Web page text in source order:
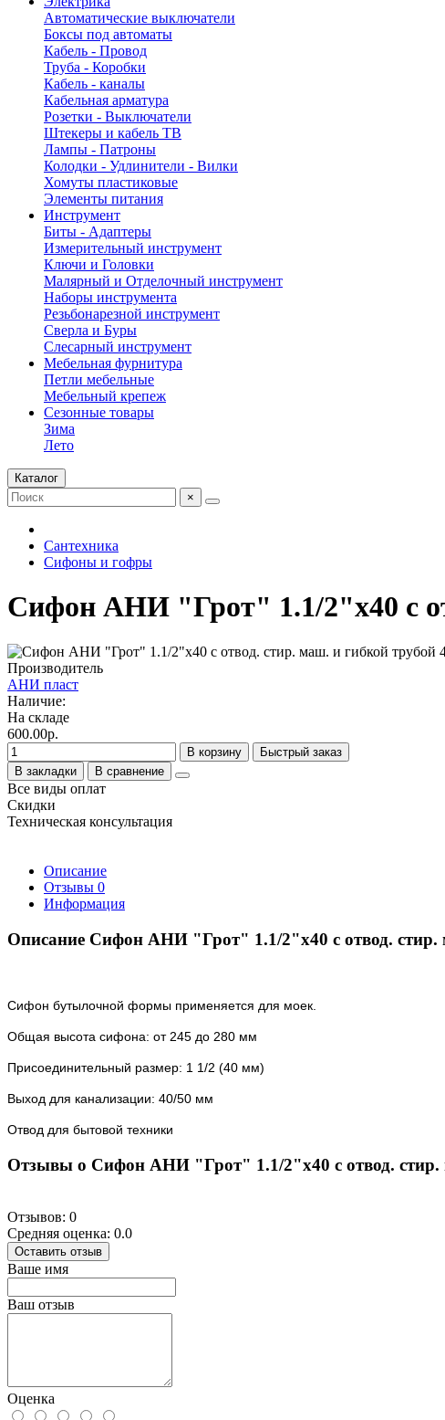
Автоматические выключатели
Боксы под автоматы
Кабель - Провод
Труба - Коробки
Кабель - каналы
Кабельная арматура
Розетки - Выключатели
Штекеры и кабель ТВ
Лампы - Патроны
Колодки - Удлинители - Вилки
Хомуты пластиковые
Элементы питания
Инструмент
Биты - Адаптеры
Измерительный инструмент
Ключи и Головки
Малярный и Отделочный инструмент
Наборы инструмента
Резьбонарезной инструмент
Сверла и Буры
Слесарный инструмент
Мебельная фурнитура
Петли мебельные
Мебельный крепеж
Сезонные товары
Зима
Лето
Каталог
×
Сантехника
Сифоны и гофры
Сифон АНИ "Грот" 1.1/2"х40 с
Производитель
АНИ пласт
Наличие:
На складе
600.00р.
В корзину
Быстрый заказ
В закладки
В сравнение
Все виды оплат
Скидки
Техническая консультация
Описание
Отзывы 0
Информация
Описание Сифон АНИ "Грот" 1.1/2"х40 с отвод. стир.
Сифон бутылочной формы применяется для моек.
Общая высота сифона: от 245 до 280 мм
Присоединительный размер: 1 1/2 (40 мм)
Выход для канализации: 40/50 мм
Отвод для бытовой техники
Отзывы о Сифон АНИ "Грот" 1.1/2"х40 с отвод. стир.
Отзывов: 0
Средняя оценка: 0.0
Оставить отзыв
Ваше имя
Ваш отзыв
Оценка